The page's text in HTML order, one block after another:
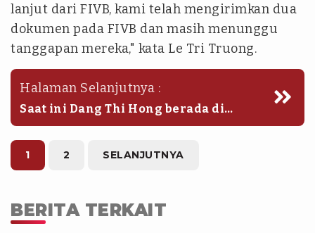
lanjut dari FIVB, kami telah mengirimkan dua
dokumen pada FIVB dan masih menunggu
tanggapan mereka," kata Le Tri Truong.
Halaman Selanjutnya :
Saat ini Dang Thi Hong berada di
bawah naungan Thai Nguyen dan
tengah dipinjamkan ke klub Ngan
Hang Cong.
1 2 SELANJUTNYA
BERITA TERKAIT